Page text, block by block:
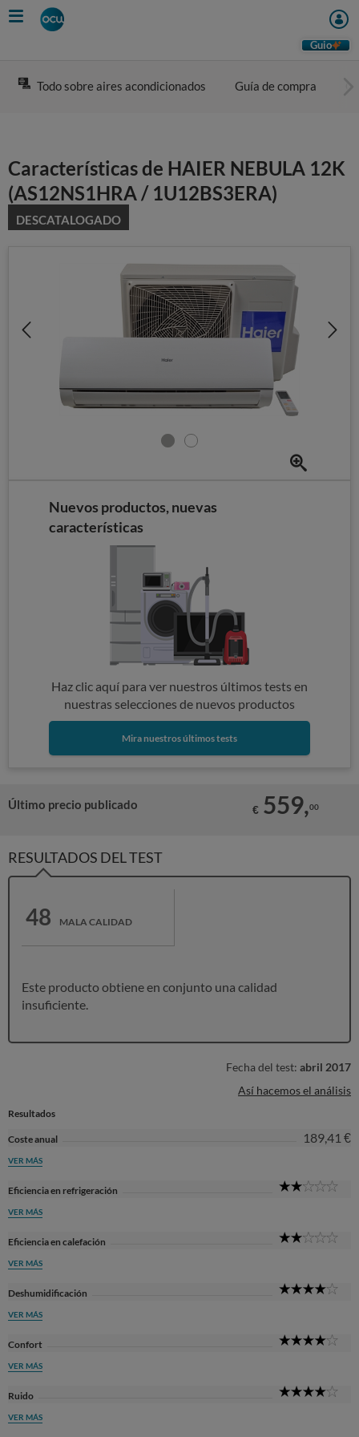
Skip
to
Guio
Todo sobre aires acondicionados Guía de compra
Características de HAIER NEBULA 12K
(AS12NS1HRA / 1U12BS3ERA)
DESCATALOGADO
Nuevos productos, nuevas
características
Haz clic aquí para ver nuestros últimos tests en
nuestras selecciones de nuevos productos
Mira nuestros últimos tests
Último precio publicado € 559,00
RESULTADOS DEL TEST
48 MALA CALIDAD
Este producto obtiene en conjunto una calidad
insuficiente.
Fecha del test: abril 2017
Así hacemos el análisis
Resultados
Coste anual 189,41 €
VER MÁS
Eficiencia en refrigeración
VER MÁS
Eficiencia en calefación
VER MÁS
Deshumidificación
VER MÁS
Confort
VER MÁS
Ruido
VER MÁS